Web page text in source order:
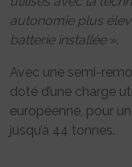
autonomie plus
batterie installée».
Avec une semi-
doté d’une charge
européenne, pour
jusqu’à 44 tonnes.